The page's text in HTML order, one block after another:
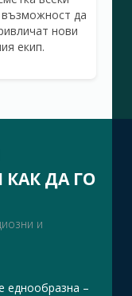
да
нови
екип.
ДА ГО
и
еднообразна –